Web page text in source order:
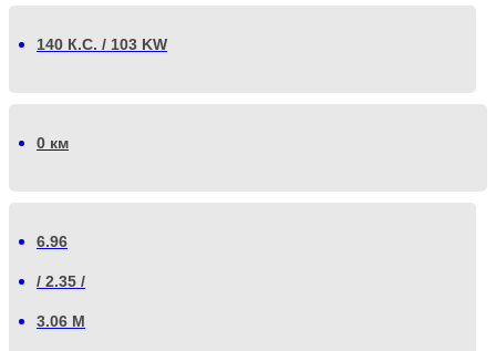
140 К.С. / 103 KW
0 км
6.96
/ 2.35 /
3.06 М